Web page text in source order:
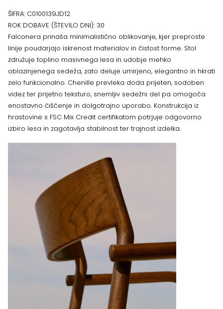
ŠIFRA: C0100139JD12
ROK DOBAVE (ŠTEVILO DNI): 30
Falconera prinaša minimalistično oblikovanje, kjer preproste
linije poudarjajo iskrenost materialov in čistost forme. Stol
združuje toplino masivnega lesa in udobje mehko
oblazinjenega sedeža, zato deluje umirjeno, elegantno in hkrati
zelo funkcionalno. Chenille prevleka doda prijeten, sodoben
videz ter prijetno teksturo, snemljiv sedežni del pa omogoča
enostavno čiščenje in dolgotrajno uporabo. Konstrukcija iz
hrastovine s FSC Mix Credit certifikatom potrjuje odgovorno
izbiro lesa in zagotavlja stabilnost ter trajnost izdelka.